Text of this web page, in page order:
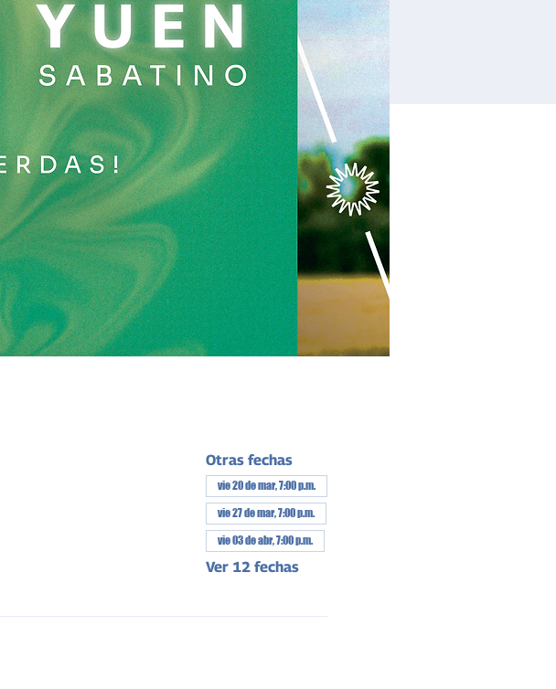
Otras fechas
vie 20 de mar, 7:00 p.m.
vie 27 de mar, 7:00 p.m.
vie 03 de abr, 7:00 p.m.
Ver 12 fechas